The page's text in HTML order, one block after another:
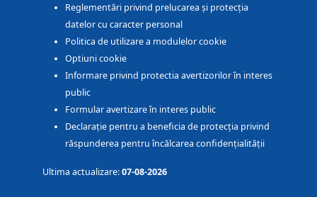
Reglementări privind prelucarea și protecția
datelor cu caracter personal
Politica de utilizare a modulelor cookie
Optiuni cookie
Informare privind protectia avertizorilor în interes
public
Formular avertizare în interes public
Declarație pentru a beneficia de protecția privind
răspunderea pentru încălcarea confidențialității
Ultima actualizare:07-08-2026